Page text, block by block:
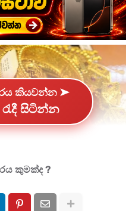
ඉහළ යාමත් සමඟ
කියවන්න ➤
සිටින්න
කුමක්ද ?